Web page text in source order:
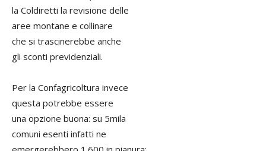
la Coldiretti la revisione delle
aree montane e collinare
che si trascinerebbe anche
gli sconti previdenziali.
Per la Confagricoltura invece
questa potrebbe essere
una opzione buona: su 5mila
comuni esenti infatti ne